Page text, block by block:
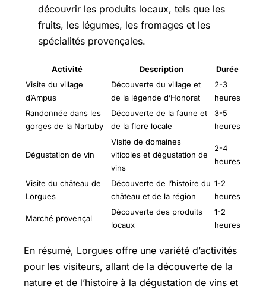
découvrir les produits locaux, tels que les
fruits, les légumes, les fromages et les
spécialités provençales.
Activité Description
Durée
Visite du village
d’Ampus
Découverte du village et
de la légende d’Honorat
2-3
heures
Randonnée dans les
gorges de la Nartuby
Découverte de la faune et
de la flore locale
3-5
heures
Dégustation de vin
Visite de domaines
viticoles et dégustation de
vins
2-4
heures
Visite du château de
Lorgues
Découverte de l’histoire du
château et de la région
1-2
heures
Marché provençal
Découverte des produits
locaux
1-2
heures
En résumé, Lorgues offre une variété d’activités
pour les visiteurs, allant de la découverte de la
nature et de l’histoire à la dégustation de vins et